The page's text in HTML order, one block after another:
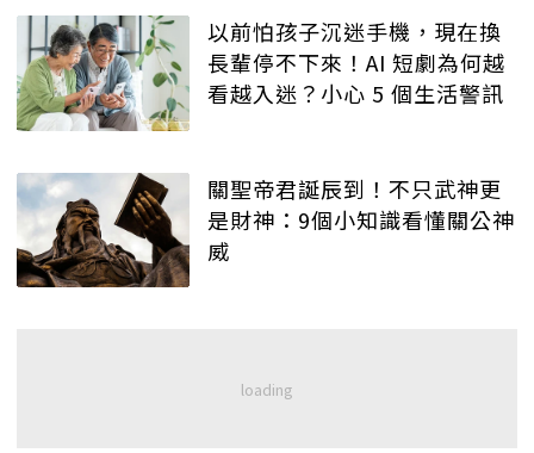
以前怕孩子沉迷手機，現在換
長輩停不下來！AI 短劇為何越
看越入迷？小心 5 個生活警訊
關聖帝君誕辰到！不只武神更
是財神：9個小知識看懂關公神
威